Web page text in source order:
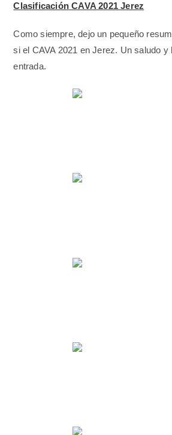
Clasificación CAVA 2021 Jerez
Como siempre, dejo un pequeño
si el CAVA 2021 en Jerez. Un saludo y
entrada.